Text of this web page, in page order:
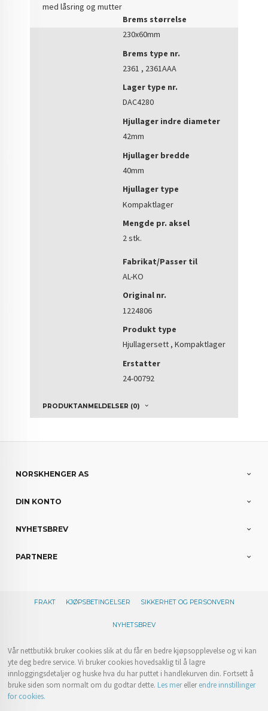
med låsring og mutter
Brems størrelse
230x60mm
Brems type nr.
2361 , 2361AAA
Lager type nr.
DAC4280
Hjullager indre diameter
42mm
Hjullager bredde
40mm
Hjullager type
Kompaktlager
Mengde pr. aksel
2 stk.
Fabrikat/Passer til
AL-KO
Original nr.
1224806
Produkt type
Hjullagersett , Kompaktlager
Erstatter
24-00792
PRODUKTANMELDELSER (0)
NORSKHENGER AS
DIN KONTO
NYHETSBREV
PARTNERE
FRAKT KJØPSBETINGELSER SIKKERHET OG PERSONVERN
NYHETSBREV
Vår nettbutikk bruker cookies slik at du får en bedre kjøpsopplevelse og vi kan
yte deg bedre service. Vi bruker cookies hovedsaklig til å lagre
innloggingsdetaljer og huske hva du har puttet i handlekurven din. Fortsett å
bruke siden som normalt om du godtar dette. Les merellerendre innstillinger
for cookies.